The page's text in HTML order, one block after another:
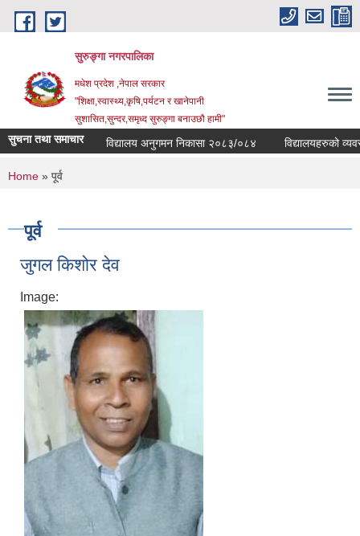
Skip to main content
सुरुङ्‍गा नगरपालिका
मधेश प्रदेश ,नेपाल सरकार
"शिक्षा,स्वास्थ्य,कृषि,पर्यटन र खानेपानी
सुशासित,सुन्दर,समृध्द सुरुङ्गा बनाउछौ हामी"
सुचना तथा समाचार विद्यालय अनुगमन निकासा २०८३/०८४ विद्यालयहरुको
You are here
Home » पूर्व
पूर्व
जुगल किशोर देव
Image: